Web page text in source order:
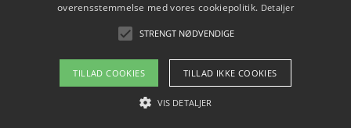
Om / kontakt
Blog Betingelser
overensstemmelse med vores cookiepolitik. Detaljer
STRENGT NØDVENDIGE
TILLAD COOKIES TILLAD IKKE COOKIES
VIS DETALJER